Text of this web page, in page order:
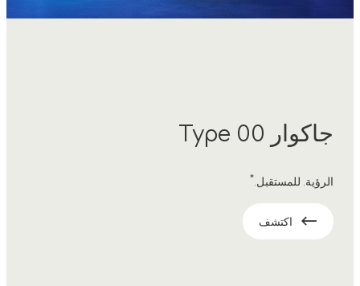
جاكوار Type 00
الرؤية. للمستقبل. *
اكتشف